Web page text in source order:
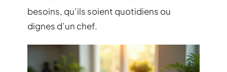
besoins, qu’ils soient quotidiens ou
dignes d’un chef.